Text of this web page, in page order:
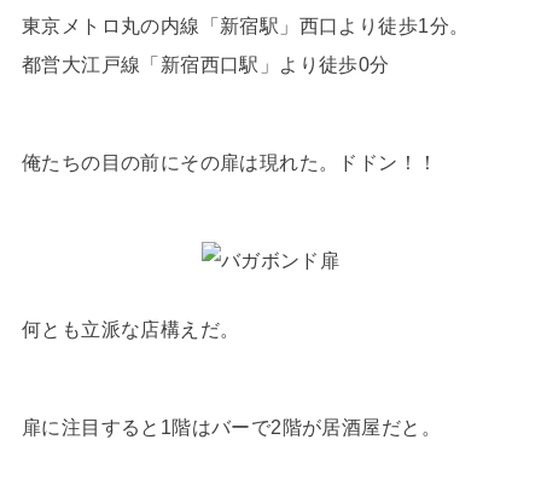
東京メトロ丸の内線「新宿駅」西口より徒歩1分。
都営大江戸線「新宿西口駅」より徒歩0分
俺たちの目の前にその扉は現れた。ドドン！！
何とも立派な店構えだ。
扉に注目すると1階はバーで2階が居酒屋だと。